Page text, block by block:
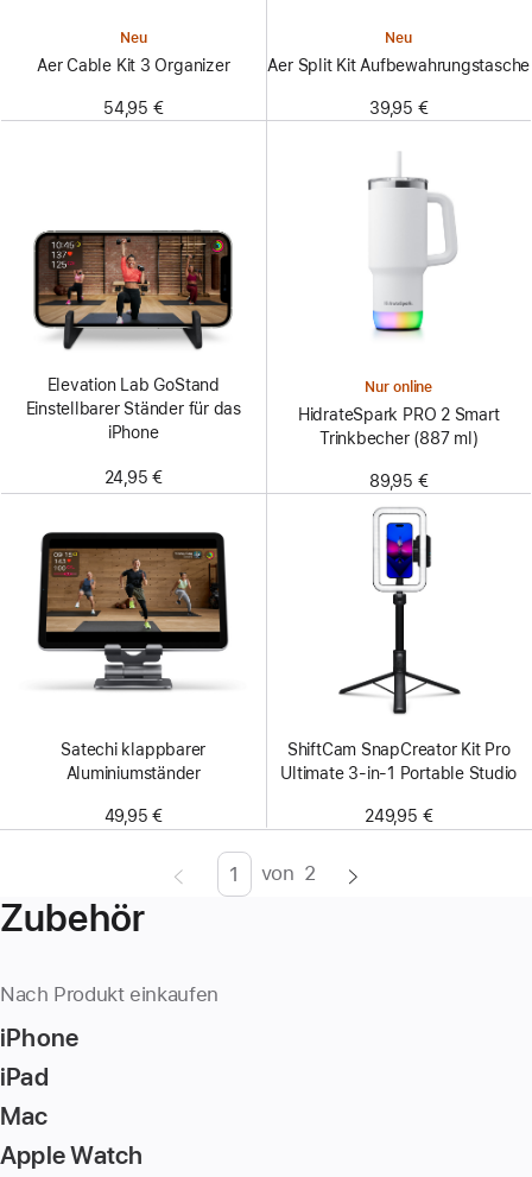
Neu
Aer Cable Kit 3 Organizer
54,95 €
Neu
Aer Split Kit Aufbewahrungstasche
39,95 €
Elevation Lab GoStand
Einstellbarer Ständer für das
iPhone
24,95 €
Nur online
HidrateSpark PRO 2 Smart
Trinkbecher (887 ml)
89,95 €
Satechi klappbarer
Aluminiumständer
49,95 €
ShiftCam SnapCreator Kit Pro
Ultimate 3-in-1 Portable Studio
249,95 €
SeiteEnter
von 2
Zubehör
Nach Produkt einkaufen
iPhone
iPad
Mac
Apple Watch